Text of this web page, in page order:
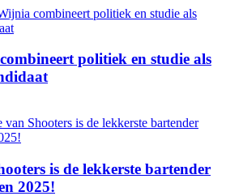
politiek en studie als
is de lekkerste bartender
2025!